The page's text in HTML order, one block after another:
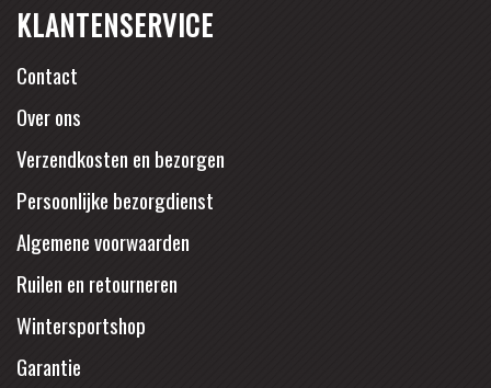
KLANTENSERVICE
Contact
Over ons
Verzendkosten en bezorgen
Persoonlijke bezorgdienst
Algemene voorwaarden
Ruilen en retourneren
Wintersportshop
Garantie